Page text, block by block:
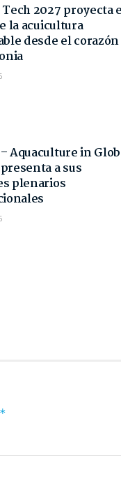
2027 proyecta
la acuicultura
desde el
Aquaculture in
a sus
plenarios
*